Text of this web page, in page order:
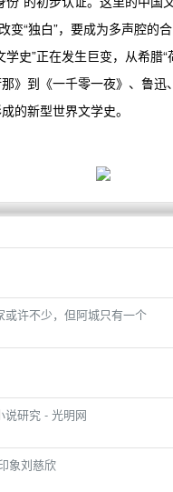
变“独白”，要成为多声腔的
史”正在发生巨变，从希腊
》到《一千零一夜》、鲁
的新型世界文学史。
或许不少，但阿城只有一个
说研究 - 光明网
象刘慈欣